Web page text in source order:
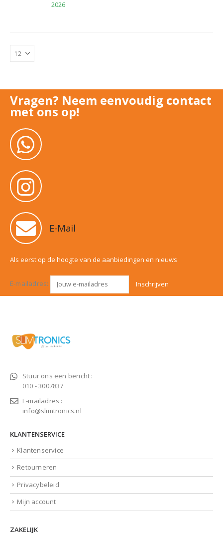
2026
Vragen? Neem eenvoudig contact
met ons op!
E-Mail
Als eerst op de hoogte van de aanbiedingen en nieuws
E-mailadres:
Stuur ons een bericht :
010 - 3007837
E-mailadres :
info@slimtronics.nl
KLANTENSERVICE
Klantenservice
Retourneren
Privacybeleid
Mijn account
ZAKELIJK